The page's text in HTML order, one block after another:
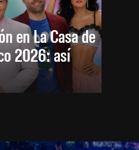
en La Casa de
2026: así